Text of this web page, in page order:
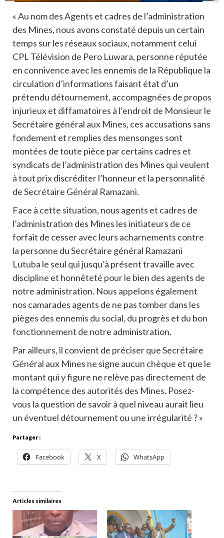
« Au nom des Agents et cadres de l’administration
des Mines, nous avons constaté depuis un certain
temps sur les réseaux sociaux, notamment celui
CPL Télévision de Pero Luwara, personne réputée
en connivence avec les ennemis de la République la
circulation d’informations faisant état d’un
prétendu détournement, accompagnées de propos
injurieux et diffamatoires à l’endroit de Monsieur le
Secrétaire général aux Mines, ces accusations sans
fondement et remplies des mensonges sont
montées de toute pièce par certains cadres et
syndicats de l’administration des Mines qui veulent
à tout prix discréditer l’honneur et la personnalité
de Secrétaire Général Ramazani.
Face à cette situation, nous agents et cadres de
l’administration des Mines les initiateurs de ce
forfait de cesser avec leurs acharnements contre
la personne du Secrétaire général Ramazani
Lutuba le seul qui jusqu’à présent travaille avec
discipline et honnêteté pour le bien des agents de
notre administration. Nous appelons également
nos camarades agents de ne pas tomber dans les
pièges des ennemis du social, du progrès et du bon
fonctionnement de notre administration.
Par ailleurs, il convient de préciser que Secrétaire
Général aux Mines ne signe aucun chèque et que le
montant qui y figure ne relève pas directement de
la compétence des autorités des Mines. Posez-
vous la question de savoir à quel niveau aurait lieu
un éventuel détournement ou une irrégularité ? »
Partager :
Facebook X WhatsApp
Articles similaires